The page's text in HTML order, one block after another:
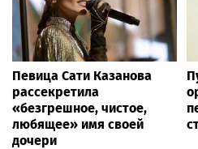
Певица Сати Казанова
рассекретила
«безгрешное, чистое,
любящее» имя своей
дочери